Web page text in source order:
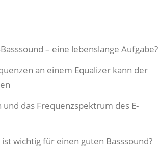
– eine lebenslange Aufgabe?
an einem Equalizer kann der
das Frequenzspektrum des E-
wichtig für einen guten Basssound?